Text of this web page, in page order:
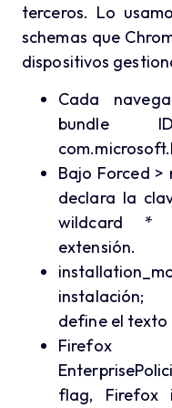
terceros. Lo
schemas que
dispositivos
Cada
bundle ID
Bajo Forced >
declara la
wildcard *
extensión.
instalación;
define el texto
Firefox
flag, Firefox